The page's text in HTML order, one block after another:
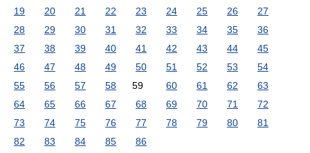
19
20 21 22 23 24 25 26
27
28
29 30 31 32 33 34 35
36
37
38 39 40 41 42 43 44
45
46
47 48 49 50 51 52 53
54
55
56 57 58 59 60 61 62
63
64
65 66 67 68 69 70 71
72
73
74 75 76 77 78 79 80
81
82
83 84 85 86